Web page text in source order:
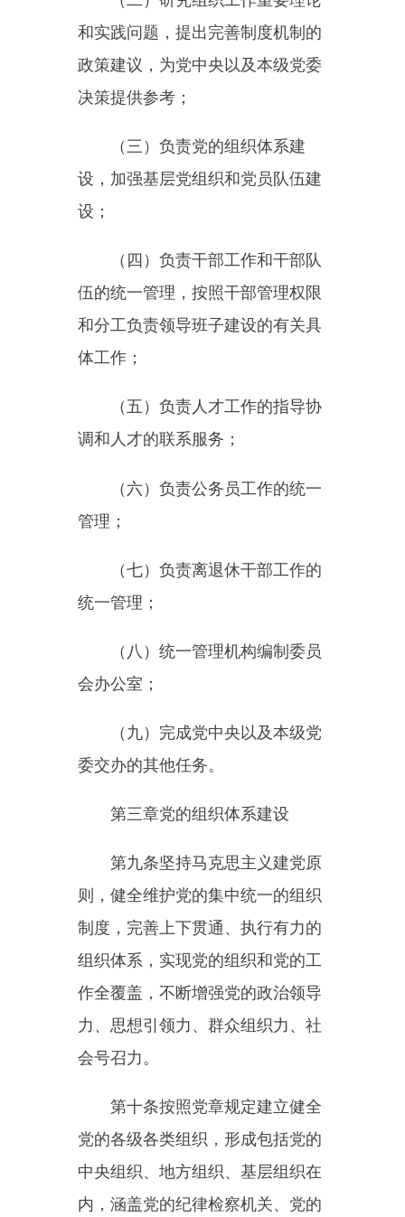
（八）统一管理机构编制委员
会办公室；
（九）完成党中央以及本级党
委交办的其他任务。
第三章党的组织体系建设
第九条坚持马克思主义建党原
则，健全维护党的集中统一的组织
作全覆盖，不断增强党的政治领导
力、思想引领力、群众组织力、社
会号召力。
第十条按照党章规定建立健全
中央组织、地方组织、基层组织在
内，涵盖党的纪律检察机关、党的
到边的严密组织架构。
时调整和优化党组织设置。为执行
某项任务临时组建的机构，可以按
有规定外，一般按照属地管理原
则，规范和理顺基层党组织隶属关
央政治局、中央政治局常务委员会
是党的组织体系的大脑和中枢，在
推进中国特色社会主义事业中把方
向、谋大局、定政策、促改革。坚
持和完善党的领导制度体系，健全
党中央对重大工作的领导体制，完
第十二条党的地方委员会在本
地区发挥总揽全局、协调各方的领
导作用，全面领导本地区经济社会
发展，全面负责本地区党的建设，